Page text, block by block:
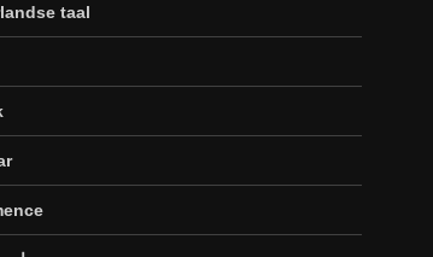
taal